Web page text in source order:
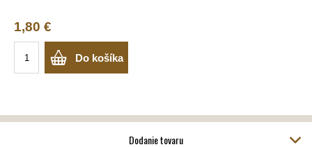
1,80 €
Do košíka
Dodanie tovaru